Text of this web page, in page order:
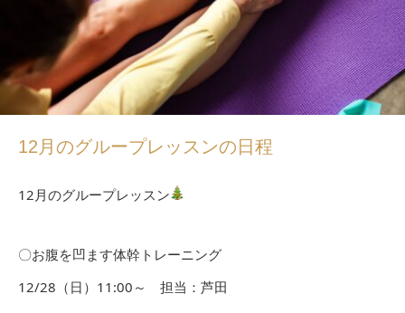
12月のグループレッスンの日程
12月のグループレッスン
〇お腹を凹ます体幹トレーニング
12/28（日）11:00～ 担当：芦田